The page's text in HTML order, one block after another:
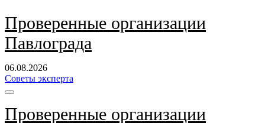
Перейти
к
содержанию
Проверенные организации
Павлограда
06.08.2026
Советы эксперта
Проверенные организации